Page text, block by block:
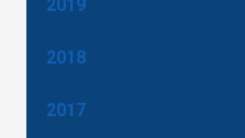
2019
2018
2017